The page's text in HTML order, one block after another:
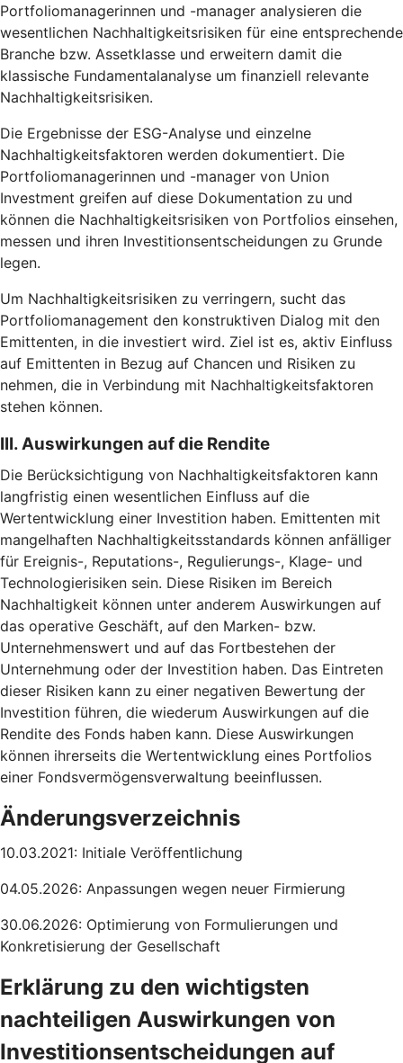
Portfoliomanagerinnen und -manager analysieren die
wesentlichen Nachhaltigkeitsrisiken für eine entsprechende
Branche bzw. Assetklasse und erweitern damit die
klassische Fundamentalanalyse um finanziell relevante
Nachhaltigkeitsrisiken.
Die Ergebnisse der ESG-Analyse und einzelne
Nachhaltigkeitsfaktoren werden dokumentiert. Die
Portfoliomanagerinnen und -manager von Union
Investment greifen auf diese Dokumentation zu und
können die Nachhaltigkeitsrisiken von Portfolios einsehen,
messen und ihren Investitionsentscheidungen zu Grunde
legen.
Um Nachhaltigkeitsrisiken zu verringern, sucht das
Portfoliomanagement den konstruktiven Dialog mit den
Emittenten, in die investiert wird. Ziel ist es, aktiv Einfluss
auf Emittenten in Bezug auf Chancen und Risiken zu
nehmen, die in Verbindung mit Nachhaltigkeitsfaktoren
stehen können.
III. Auswirkungen auf die Rendite
Die Berücksichtigung von Nachhaltigkeitsfaktoren kann
langfristig einen wesentlichen Einfluss auf die
Wertentwicklung einer Investition haben. Emittenten mit
mangelhaften Nachhaltigkeitsstandards können anfälliger
für Ereignis-, Reputations-, Regulierungs-, Klage- und
Technologierisiken sein. Diese Risiken im Bereich
Nachhaltigkeit können unter anderem Auswirkungen auf
das operative Geschäft, auf den Marken- bzw.
Unternehmenswert und auf das Fortbestehen der
Unternehmung oder der Investition haben. Das Eintreten
dieser Risiken kann zu einer negativen Bewertung der
Investition führen, die wiederum Auswirkungen auf die
Rendite des Fonds haben kann. Diese Auswirkungen
können ihrerseits die Wertentwicklung eines Portfolios
einer Fondsvermögensverwaltung beeinflussen.
Änderungsverzeichnis
10.03.2021: Initiale Veröffentlichung
04.05.2026: Anpassungen wegen neuer Firmierung
30.06.2026: Optimierung von Formulierungen und
Konkretisierung der Gesellschaft
Erklärung zu den wichtigsten
nachteiligen Auswirkungen von
Investitionsentscheidungen auf